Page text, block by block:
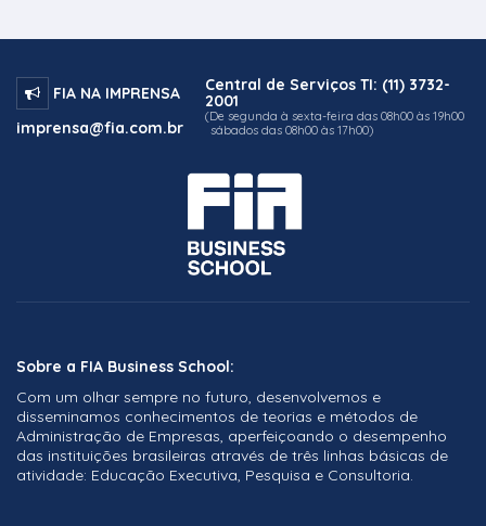
FIA NA IMPRENSA
imprensa@fia.com.br
Central de Serviços TI: (11) 3732-
2001
(De segunda à sexta-feira das 08h00 às 19h00
sábados das 08h00 às 17h00)
Sobre a FIA Business School:
Com um olhar sempre no futuro, desenvolvemos e
disseminamos conhecimentos de teorias e métodos de
Administração de Empresas, aperfeiçoando o desempenho
das instituições brasileiras através de três linhas básicas de
atividade: Educação Executiva, Pesquisa e Consultoria.